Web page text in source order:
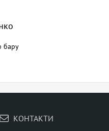
бару
КОНТАКТИ